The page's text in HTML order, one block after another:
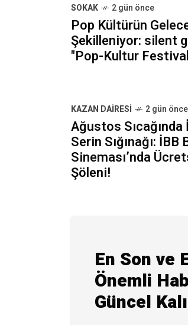
SOKAK 2 gün önce
Pop Kültürün
Şekilleniyor: silent
"Pop-Kultur
KAZAN DAIRESI 2 gün önce
Ağustos Sıcağında
Serin Sığınağı: İBB
Sineması’nda
Şöleni!
En Son ve
Önemli
Güncel